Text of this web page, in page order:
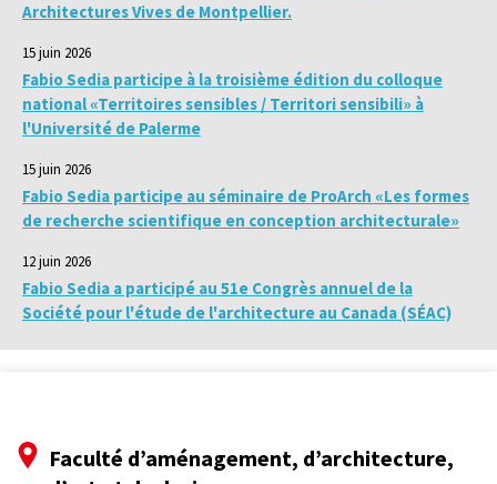
Architectures Vives de Montpellier.
15 juin 2026
Fabio Sedia participe à la troisième édition du colloque
national «Territoires sensibles / Territori sensibili» à
l'Université de Palerme
15 juin 2026
Fabio Sedia participe au séminaire de ProArch «Les formes
de recherche scientifique en conception architecturale»
12 juin 2026
Fabio Sedia a participé au 51e Congrès annuel de la
Société pour l'étude de l'architecture au Canada (SÉAC)
Faculté d’aménagement, d’architecture,